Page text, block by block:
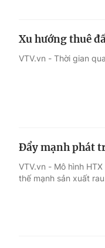
Xu hướng thuê
VTV.vn - Thời gian
Đẩy mạnh phát
VTV.vn - Mô hình
thế mạnh sản xuất